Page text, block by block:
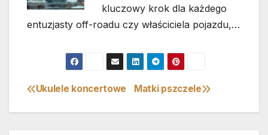
kluczowy krok dla każdego
entuzjasty off-roadu czy właściciela pojazdu,…
Nawigacja
wpisu
Matki pszczele
Ukulele koncertowe